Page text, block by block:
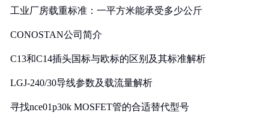
工业厂房载重标准：一平方米能承受多少公斤
CONOSTAN公司简介
C13和C14插头国标与欧标的区别及其标准解析
LGJ-240/30导线参数及载流量解析
寻找nce01p30k MOSFET管的合适替代型号